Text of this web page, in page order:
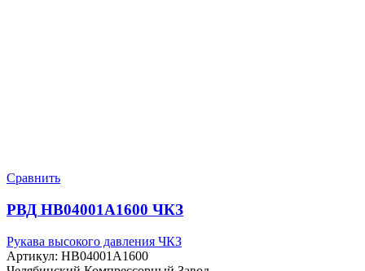
Сравнить
РВД HB04001A1600 ЧКЗ
Рукава высокого давления ЧКЗ
Артикул: HB04001A1600